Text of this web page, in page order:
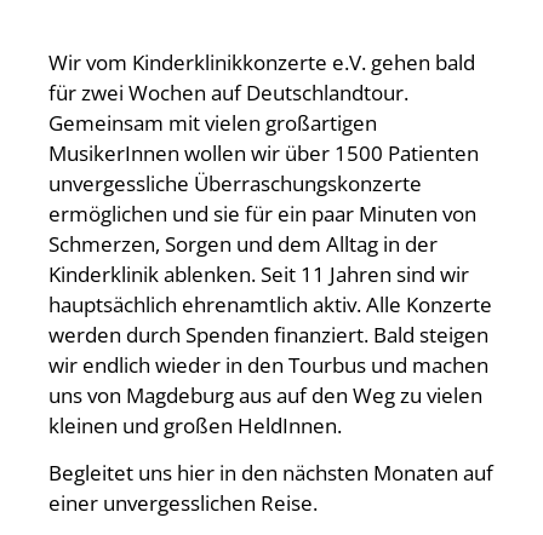
Wir vom Kinderklinikkonzerte e.V. gehen bald
für zwei Wochen auf Deutschlandtour.
Gemeinsam mit vielen großartigen
MusikerInnen wollen wir über 1500 Patienten
unvergessliche Überraschungskonzerte
ermöglichen und sie für ein paar Minuten von
Schmerzen, Sorgen und dem Alltag in der
Kinderklinik ablenken. Seit 11 Jahren sind wir
hauptsächlich ehrenamtlich aktiv. Alle Konzerte
werden durch Spenden finanziert. Bald steigen
wir endlich wieder in den Tourbus und machen
uns von Magdeburg aus auf den Weg zu vielen
kleinen und großen HeldInnen.
Begleitet uns hier in den nächsten Monaten auf
einer unvergesslichen Reise.